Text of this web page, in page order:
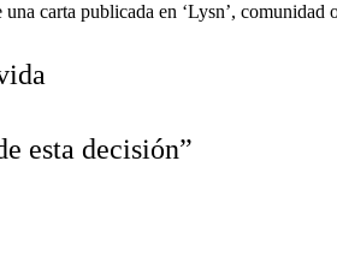
carta publicada en ‘Lysn’,
esta decisión”